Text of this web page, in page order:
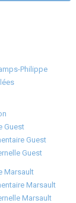
Philippe
Guest
Guest
Guest
Marsault
Marsault
Marsault